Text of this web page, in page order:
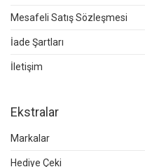
Mesafeli Satış Sözleşmesi
İade Şartları
İletişim
Ekstralar
Markalar
Hediye Çeki